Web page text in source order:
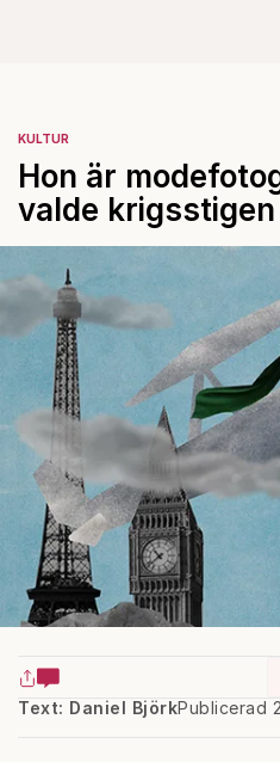
KULTUR
Hon är
valde krigsstigen
Text: Daniel BjörkPublicerad